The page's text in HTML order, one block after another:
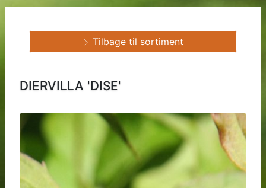
DIERVILLA 'DISE'
Tilbage til sortiment